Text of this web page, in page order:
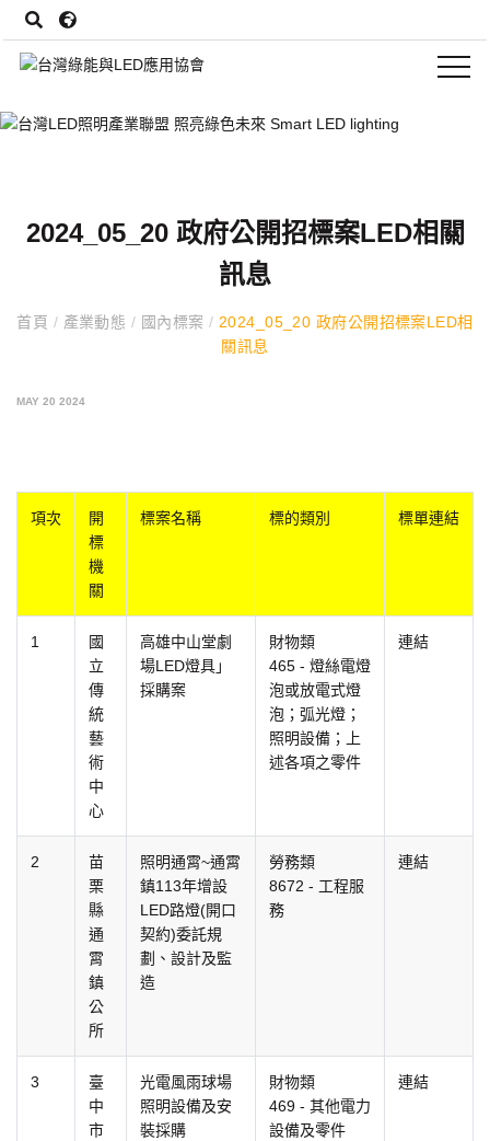
2024_05_20 政府公開招標案LED相關
訊息
首頁 / 產業動態 / 國內標案 / 2024_05_20 政府公開招標案LED相
關訊息
MAY 20 2024
項次
開
標
機
關
標案名稱 標的類別 標單連結
1
國
立
傳
統
藝
術
中
心
高雄中山堂劇
場LED燈具」
採購案
財物類
465 - 燈絲電燈
泡或放電式燈
泡；弧光燈；
照明設備；上
述各項之零件
連結
2
苗
栗
縣
通
霄
鎮
公
所
照明通霄~通霄
鎮113年增設
LED路燈(開口
契約)委託規
劃、設計及監
造
勞務類
8672 - 工程服
務
連結
3
臺
中
市
光電風雨球場
照明設備及安
裝採購
財物類
469 - 其他電力
設備及零件
連結